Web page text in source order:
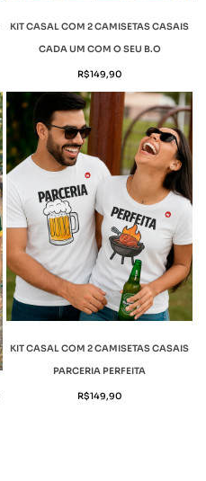
KIT CASAL COM 2 CAMISETAS CASAIS
CADA UM COM O SEU B.O
R$149,90
KIT CASAL COM 2 CAMISETAS CASAIS
PARCERIA PERFEITA
R$149,90